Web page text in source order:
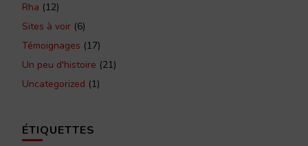
Rha (12)
Sites à voir (6)
Témoignages (17)
Un peu d'histoire (21)
Uncategorized (1)
ÉTIQUETTES